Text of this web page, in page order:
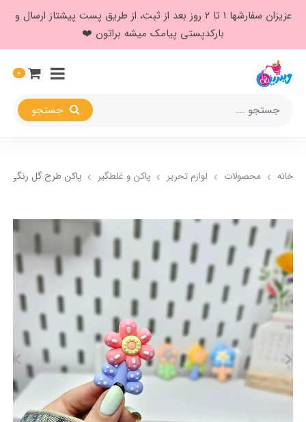
عزیزان سفارشها ۱ تا ۲ روز بعد از ثبت، از طریق پست پیشتاز ارسال و
بارکدپستی پیامک میشه براتون ❤️
0
خانه محصولات لوازم تحریر پاکن و غلطگیر پاکن طرح گل رنگی